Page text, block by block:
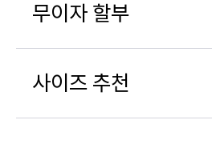
무이자 할부
사이즈 추천